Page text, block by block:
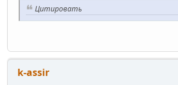
Цитировать
k-assir